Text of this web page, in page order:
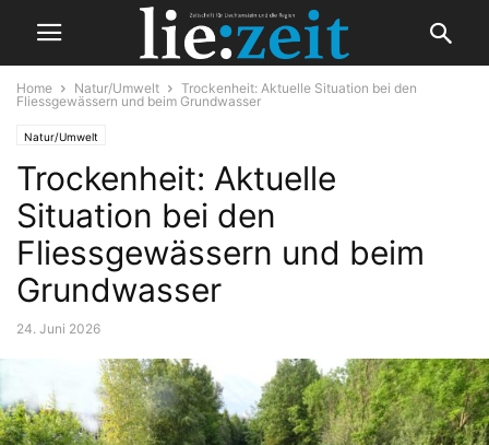
Home Natur/Umwelt
Trockenheit: Aktuelle Situation bei den
Fliessgewässern und beim Grundwasser
Natur/Umwelt
Trockenheit: Aktuelle
Situation bei den
Fliessgewässern und beim
Grundwasser
24. Juni 2026